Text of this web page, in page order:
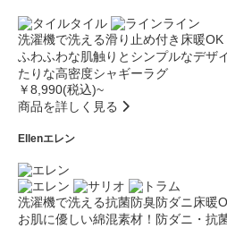
タイル
ライン
洗濯機で洗える滑り止め付き 床暖OK
ふわふわな肌触りとシンプルなデザ
たりな高密度シャギーラグ
￥8,990(税込)~
商品を詳しく見る
Ellenエレン
洗濯機で洗える抗菌防臭防ダニ床暖
お肌に優しい綿混素材！防ダニ・抗